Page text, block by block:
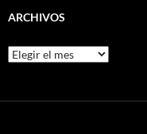
ARCHIVOS
Archivos